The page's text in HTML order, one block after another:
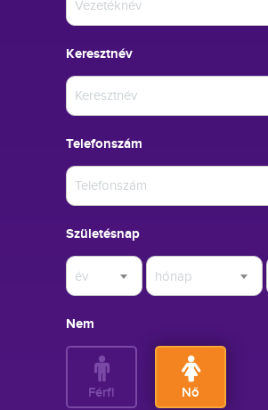
Keresztnév
Telefonszám
Születésnap
év hónap
Nem
Férfi Nő